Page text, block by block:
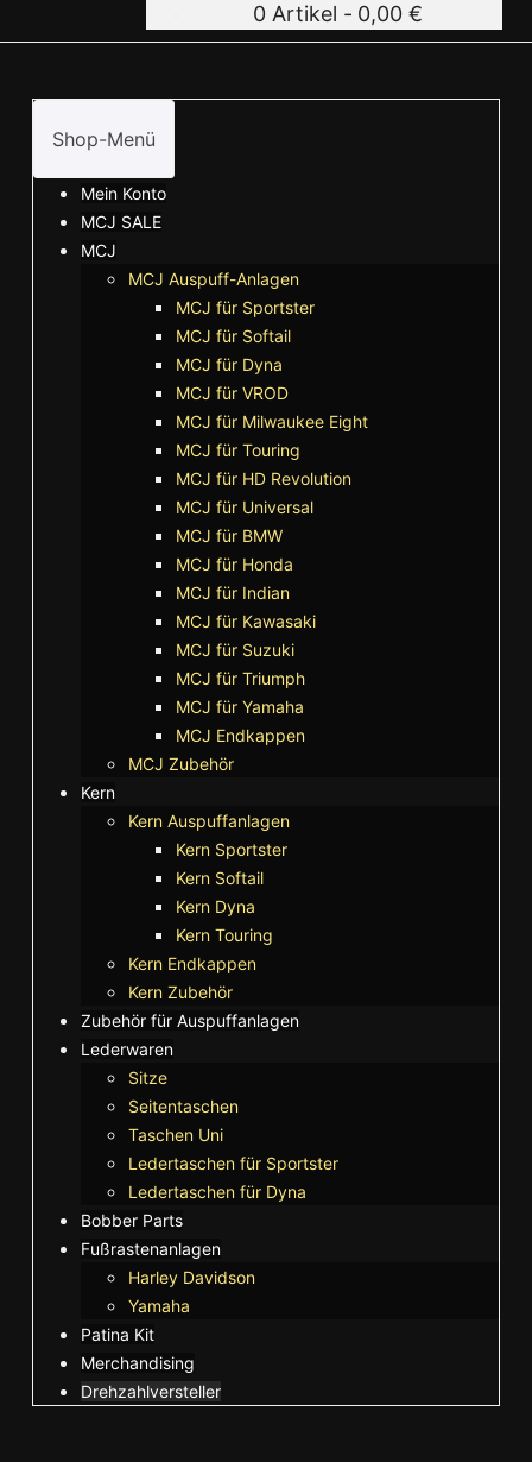
0 Artikel 0,00 €
Shop-Menü
Mein Konto
MCJ SALE
MCJ
MCJ Auspuff-Anlagen
MCJ für Sportster
MCJ für Softail
MCJ für Dyna
MCJ für VROD
MCJ für Milwaukee Eight
MCJ für Touring
MCJ für HD Revolution
MCJ für Universal
MCJ für BMW
MCJ für Honda
MCJ für Indian
MCJ für Kawasaki
MCJ für Suzuki
MCJ für Triumph
MCJ für Yamaha
MCJ Endkappen
MCJ Zubehör
Kern
Kern Auspuffanlagen
Kern Sportster
Kern Softail
Kern Dyna
Kern Touring
Kern Endkappen
Kern Zubehör
Zubehör für Auspuffanlagen
Lederwaren
Sitze
Seitentaschen
Taschen Uni
Ledertaschen für Sportster
Ledertaschen für Dyna
Bobber Parts
Fußrastenanlagen
Harley Davidson
Yamaha
Patina Kit
Merchandising
Drehzahlversteller